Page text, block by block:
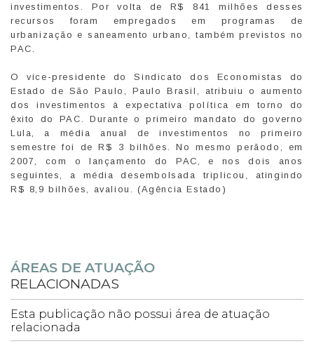
investimentos. Por volta de R$ 841 milhões desses
recursos foram empregados em programas de
urbanização e saneamento urbano, também previstos no
PAC.
O vice-presidente do Sindicato dos Economistas do
Estado de São Paulo, Paulo Brasil, atribuiu o aumento
dos investimentos à expectativa política em torno do
êxito do PAC. Durante o primeiro mandato do governo
Lula, a média anual de investimentos no primeiro
semestre foi de R$ 3 bilhões. No mesmo perãodo, em
2007, com o lançamento do PAC, e nos dois anos
seguintes, a média desembolsada triplicou, atingindo
R$ 8,9 bilhões, avaliou. (Agência Estado)
ÁREAS DE ATUAÇÃO
RELACIONADAS
Esta publicação não possui área de atuação
relacionada